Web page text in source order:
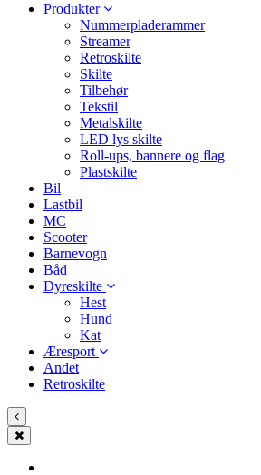
Produkter
Nummerpladerammer
Streamer
Retroskilte
Skilte
Tilbehør
Tekstil
Metalskilte
LED lys skilte
Roll-ups, bannere og flag
Plastskilte
Bil
Lastbil
MC
Scooter
Barnevogn
Båd
Dyreskilte
Hest
Hund
Kat
Æresport
Andet
Retroskilte